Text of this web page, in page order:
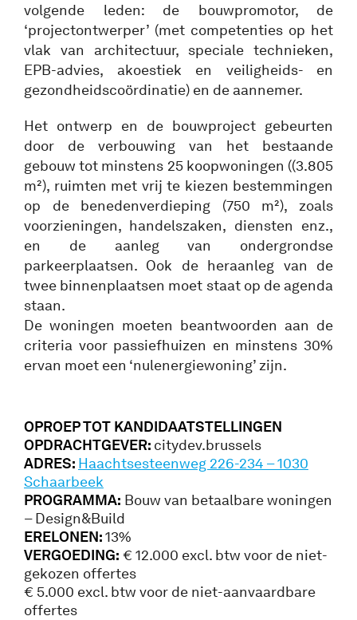
volgende leden: de bouwpromotor, de
‘projectontwerper’ (met competenties op het
vlak van architectuur, speciale technieken,
EPB-advies, akoestiek en veiligheids- en
gezondheidscoördinatie) en de aannemer.
Het ontwerp en de bouwproject gebeurten
door de verbouwing van het bestaande
gebouw tot minstens 25 koopwoningen ((3.805
m²), ruimten met vrij te kiezen bestemmingen
op de benedenverdieping (750 m²), zoals
voorzieningen, handelszaken, diensten enz.,
en de aanleg van ondergrondse
parkeerplaatsen. Ook de heraanleg van de
twee binnenplaatsen moet staat op de agenda
staan.
De woningen moeten beantwoorden aan de
criteria voor passiefhuizen en minstens 30%
ervan moet een ‘nulenergiewoning’ zijn.
OPROEP TOT KANDIDAATSTELLINGEN
OPDRACHTGEVER: citydev.brussels
ADRES: Haachtsesteenweg 226-234 – 1030
Schaarbeek
PROGRAMMA: Bouw van betaalbare woningen
– Design&Build
ERELONEN:13%
VERGOEDING: € 12.000 excl. btw voor de niet-
gekozen offertes
€ 5.000 excl. btw voor de niet-aanvaardbare
offertes